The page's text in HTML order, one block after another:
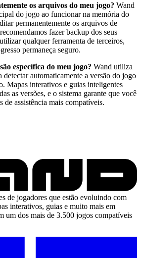
os arquivos do meu jogo? Wand
do jogo ao funcionar na memória do
permanentemente os arquivos de
fazer backup dos seus
qualquer ferramenta de terceiros,
permaneça seguro.
específica do meu jogo? Wand utiliza
detectar automaticamente a versão do jogo
Mapas interativos e guias inteligentes
as versões, e o sistema garante que você
de assistência mais compatíveis.
de jogadores que estão evoluindo com
interativos, guias e muito mais em
um dos mais de 3.500 jogos compatíveis